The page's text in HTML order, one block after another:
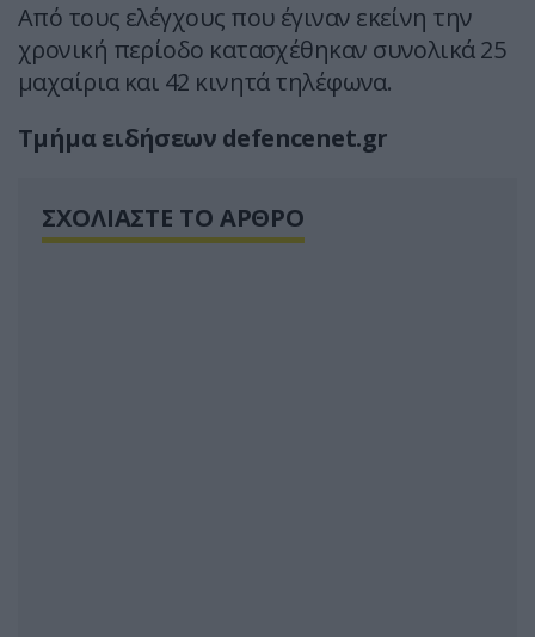
Από τους ελέγχους που έγιναν εκείνη την
χρονική περίοδο κατασχέθηκαν συνολικά 25
μαχαίρια και 42 κινητά τηλέφωνα.
Τμήμα ειδήσεων defencenet.gr
ΣΧΟΛΙΑΣΤΕ ΤΟ ΑΡΘΡΟ